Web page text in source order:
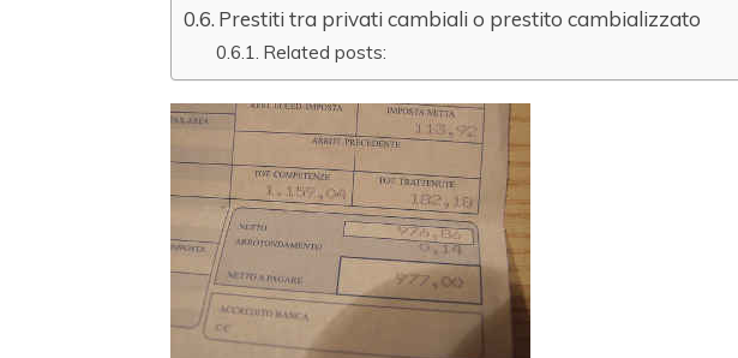
Prestiti tra privati cambiali o prestito cambializzato
Related posts: